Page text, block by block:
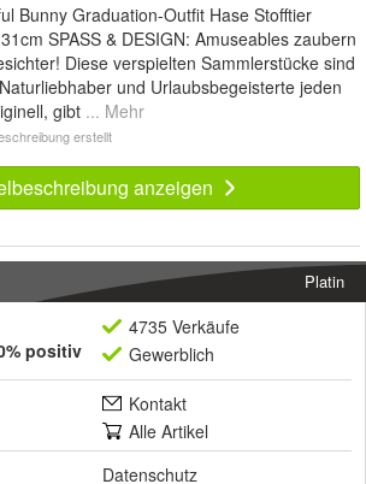
Bunny Graduation-Outfit Hase Stofftier
SPASS & DESIGN: Amuseables zaubern
Diese verspielten Sammlerstücke sind
und Urlaubsbegeisterte jeden
gibt ... Mehr
erstellt
anzeigen
Platin
positiv
4735 Verkäufe
Gewerblich
Kontakt
Alle Artikel
Datenschutz